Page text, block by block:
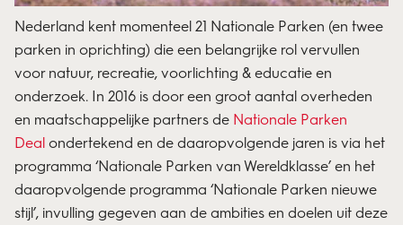
Nederland kent momenteel 21 Nationale Parken (en twee
parken in oprichting) die een belangrijke rol vervullen
voor natuur, recreatie, voorlichting & educatie en
onderzoek. In 2016 is door een groot aantal overheden
en maatschappelijke partners de Nationale Parken
Dealondertekend en de daaropvolgende jaren is via het
programma ‘Nationale Parken van Wereldklasse’ en het
daaropvolgende programma ‘Nationale Parken nieuwe
stijl’, invulling gegeven aan de ambities en doelen uit deze